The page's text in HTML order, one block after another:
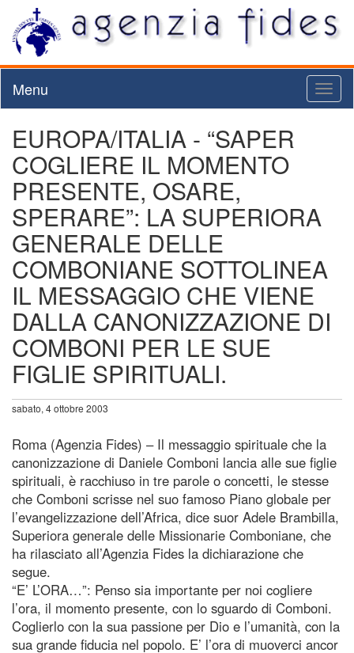
Menu
EUROPA/ITALIA - “SAPER
COGLIERE IL MOMENTO
PRESENTE, OSARE,
SPERARE”: LA SUPERIORA
GENERALE DELLE
COMBONIANE SOTTOLINEA
IL MESSAGGIO CHE VIENE
DALLA CANONIZZAZIONE DI
COMBONI PER LE SUE
FIGLIE SPIRITUALI.
sabato, 4 ottobre 2003
Roma (Agenzia Fides) – Il messaggio spirituale che la
canonizzazione di Daniele Comboni lancia alle sue figlie
spirituali, è racchiuso in tre parole o concetti, le stesse
che Comboni scrisse nel suo famoso Piano globale per
l’evangelizzazione dell’Africa, dice suor Adele Brambilla,
Superiora generale delle Missionarie Comboniane, che
ha rilasciato all’Agenzia Fides la dichiarazione che
segue.
“E’ L’ORA…”: Penso sia importante per noi cogliere
l’ora, il momento presente, con lo sguardo di Comboni.
Coglierlo con la sua passione per Dio e l’umanità, con la
sua grande fiducia nel popolo. E’ l’ora di muoverci ancor